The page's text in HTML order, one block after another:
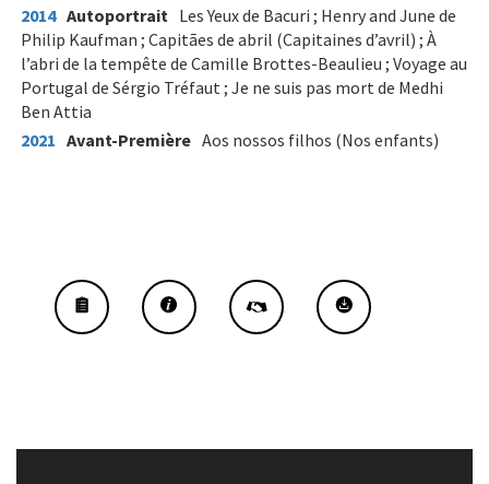
2014 Autoportrait Les Yeux de Bacuri ; Henry and June de
Philip Kaufman ; Capitães de abril (Capitaines d’avril) ; À
l’abri de la tempête de Camille Brottes-Beaulieu ; Voyage au
Portugal de Sérgio Tréfaut ; Je ne suis pas mort de Medhi
Ben Attia
2021 Avant-Première Aos nossos filhos (Nos enfants)